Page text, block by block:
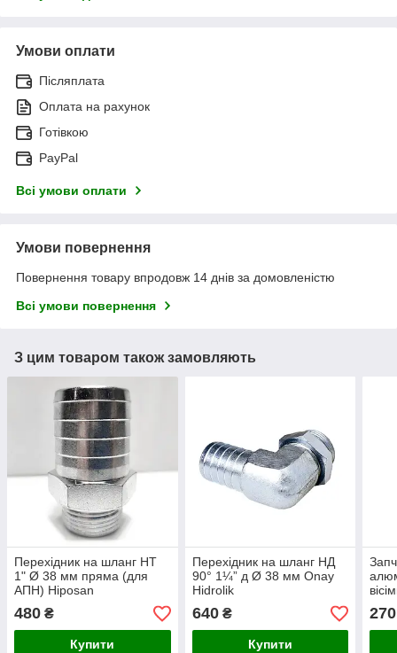
Умови оплати
Післяплата
Оплата на рахунок
Готівкою
PayPal
Всі умови оплати
Умови повернення
Повернення товару впродовж 14 днів за домовленістю
Всі умови повернення
З цим товаром також замовляють
Перехідник на шланг НТ
1" Ø 38 мм пряма (для
АПН) Hiposan
480 ₴
Купити
Перехідник на шланг НД
90° 1¼” д Ø 38 мм Onay
Hidrolik
640₴
Купити
270